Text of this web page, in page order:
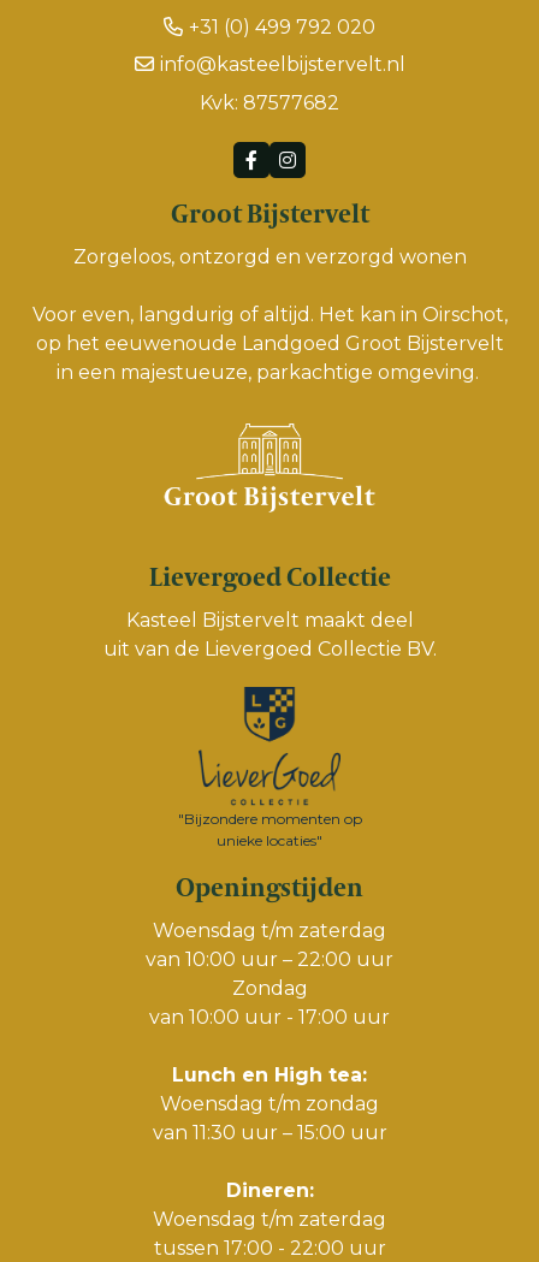
+31 (0) 499 792 020
info@kasteelbijstervelt.nl
Kvk: 87577682
Groot Bijstervelt
Zorgeloos, ontzorgd en verzorgd wonen
Voor even, langdurig of altijd. Het kan in Oirschot,
op het eeuwenoude Landgoed Groot Bijstervelt
in een majestueuze, parkachtige omgeving.
Lievergoed Collectie
Kasteel Bijstervelt maakt deel
uit van de Lievergoed Collectie BV.
"Bijzondere momenten op
unieke locaties"
Openingstijden
Woensdag t/m zaterdag
van 10:00 uur – 22:00 uur
Zondag
van 10:00 uur - 17:00 uur
Lunch en High tea:
Woensdag t/m zondag
van 11:30 uur – 15:00 uur
Dineren:
Woensdag t/m zaterdag
tussen 17:00 - 22:00 uur